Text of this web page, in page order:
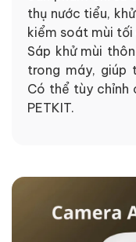
thụ nước tiểu,
kiểm soát mùi tối
Sáp khử mùi
trong máy, giúp
Có thể tùy chỉnh
PETKIT.